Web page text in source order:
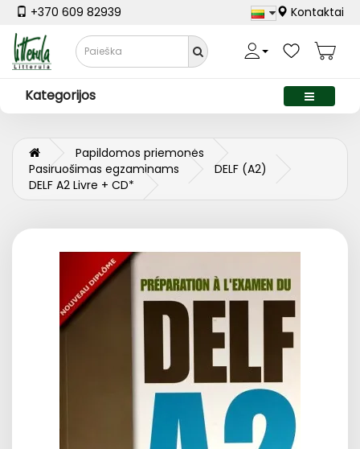
+370 609 82939 Kontaktai
Kategorijos
Papildomos priemonės
Pasiruošimas egzaminams
DELF (A2)
DELF A2 Livre + CD*